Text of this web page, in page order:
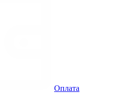
Оплата